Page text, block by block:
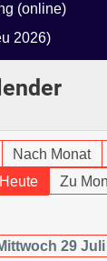
(online)
2026)
Nach Monat
Heute
Zu
29